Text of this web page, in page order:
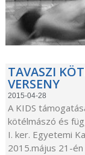
TAVASZI
VERSENY
2015-04-28
A KIDS
kötélmászó és
I. ker. Egyetemi
2015.május 21-